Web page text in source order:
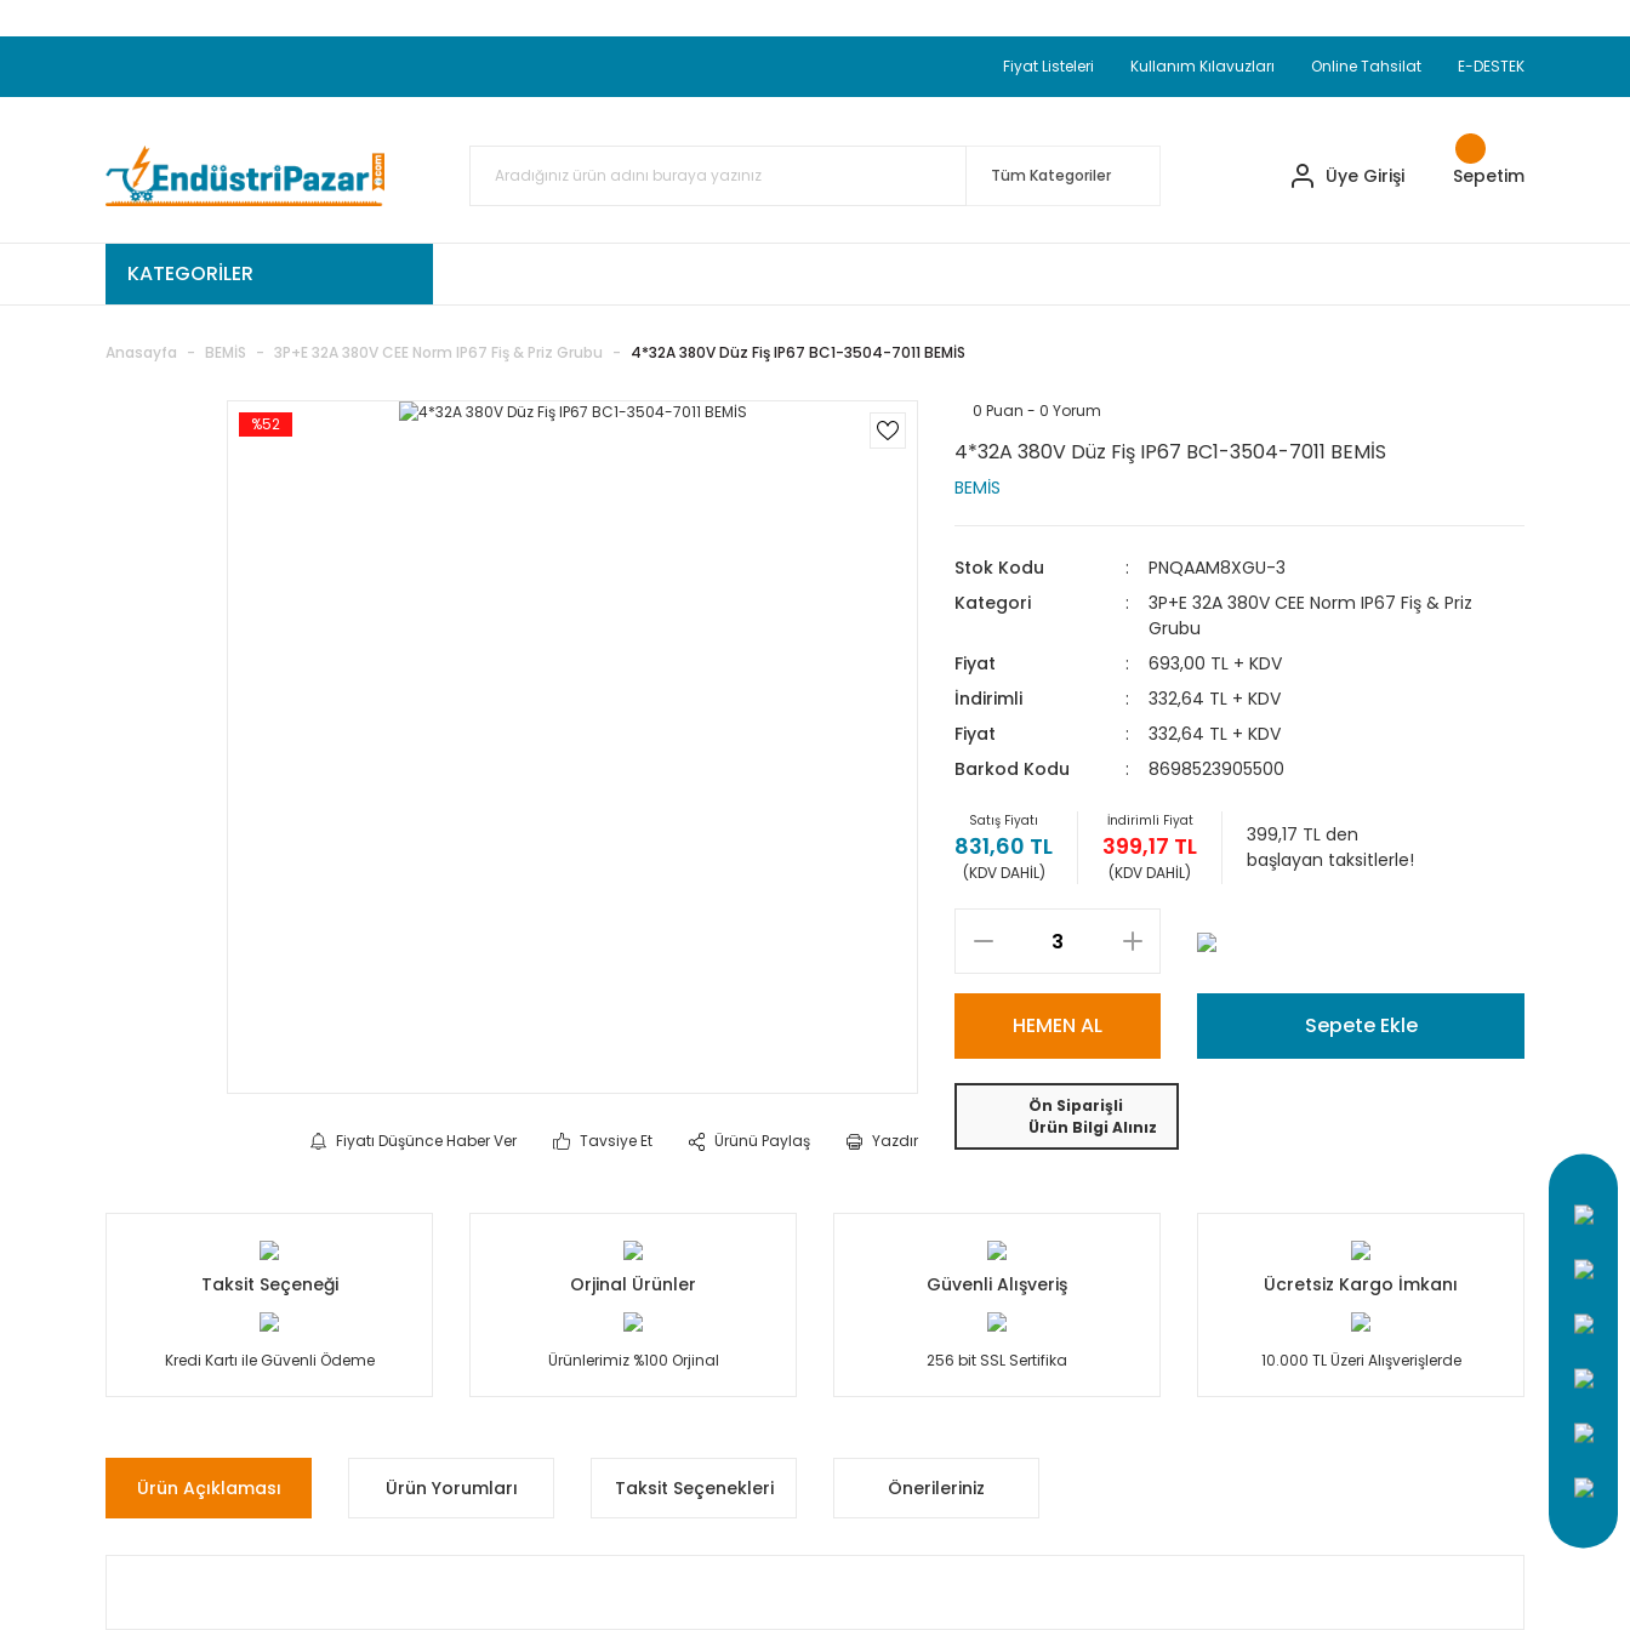
20.000TL ve Üzeri Alışverişlerinizde KARGO BEDAVATC Standart Bayonet J Tip Termokupul Ürünlerinde 50 Adet Alımlarda Sepette Ekstra %5 İskonto...
TC Standart Bayonet J Tip Termokupul Ürünlerinde 250 Adet Alımlarda Sepette
50.000,00TL ve Üzeri EMKO Ürünleri Alışverişlerinizde Sepette
Fiyat Listeleri Kullanım Kılavuzları Online Tahsilat E-DESTEK
Üye Girişi Sepetim
KATEGORİLER
Anasayfa BEMİS 3P+E 32A 380V CEE Norm IP67 Fiş & Priz Grubu 4*32A 380V Düz Fiş IP67 BC1-3504-7011 BEMİS
%52
Fiyatı Düşünce Haber Ver Tavsiye Et Ürünü Paylaş Yazdır
0 Puan - 0 Yorum
4*32A 380V Düz Fiş IP67 BC1-3504-7011 BEMİS
BEMİS
Stok Kodu
PNQAAM8XGU-3
Kategori
3P+E 32A 380V CEE Norm IP67 Fiş & Priz
Grubu
Fiyat
693,00 TL + KDV
İndirimli
332,64 TL + KDV
Fiyat
332,64 TL + KDV
Barkod Kodu
8698523905500
Satış Fiyatı
831,60 TL
(KDV DAHİL)
İndirimli Fiyat
399,17 TL
(KDV DAHİL)
399,17 TL den
başlayan taksitlerle!
HEMEN AL Sepete Ekle
Ön Siparişli
Ürün Bilgi Alınız
Taksit Seçeneği
Kredi Kartı ile Güvenli Ödeme
Orjinal Ürünler
Ürünlerimiz %100 Orjinal
Güvenli Alışveriş
256 bit SSL Sertifika
Ücretsiz Kargo İmkanı
10.000 TL Üzeri Alışverişlerde
Ürün Açıklaması Ürün Yorumları Taksit Seçenekleri Önerileriniz